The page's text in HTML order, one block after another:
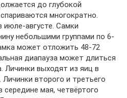
до глубокой
многократно.
июле-августе. Самки
небольшими группами по 6-
может отложить 48-72
диапауза может длиться
Личинки выходят из яиц в
второго и третьего
мая, четвёртого